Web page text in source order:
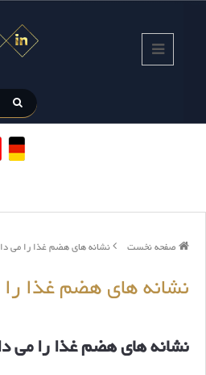
صفحه نخست نشانه های هضم غذا را می
نشانه های هضم غذا
نشانه های هضم غذا را می